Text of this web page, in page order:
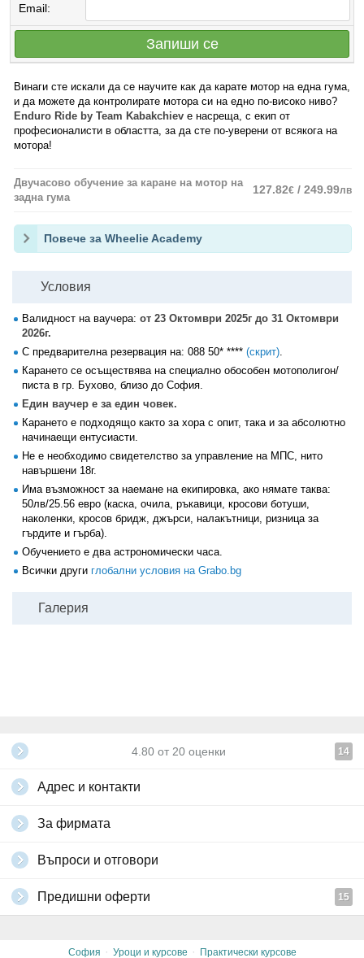
Email:
Запиши се
Винаги сте искали да се научите как да карате мотор на една гума,
и да можете да контролирате мотора си на едно по-високо ниво?
Enduro Ride by Team Kabakchiev е насреща, с екип от
професионалисти в областта, за да сте по-уверени от всякога на
мотора!
Двучасово обучение за каране на мотор на
задна гума
127.82€ / 249.99лв
Повече за Wheelie Academy
Условия
Валидност на ваучера: от 23 Октомври 2025г до 31 Октомври
2026г.
С предварителна резервация на: 088 50* **** (скрит).
Карането се осъществява на специално обособен мотополигон/
писта в гр. Бухово, близо до София.
Един ваучер е за един човек.
Карането е подходящо както за хора с опит, така и за абсолютно
начинаещи ентусиасти.
Не е необходимо свидетелство за управление на МПС, нито
навършени 18г.
Има възможност за наемане на екипировка, ако нямате таква:
50лв/25.56 евро (каска, очила, ръкавици, кросови ботуши,
наколенки, кросов бридж, джърси, налакътници, ризница за
гърдите и гърба).
Обучението е два астрономически часа.
Всички други глобални условия на Grabo.bg
Галерия
4.80 от 20 оценки 14
Адрес и контакти
За фирмата
Въпроси и отговори
Предишни оферти 15
София · Уроци и курсове · Практически курсове